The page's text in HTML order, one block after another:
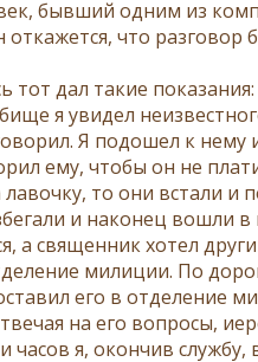
бывший одним из
что разговор
дал такие
я увидел
Я подошел к нему
ему, чтобы он не
то они встали и
и наконец вошли в
а священник хотел
милиции. По
его в отделение
на его вопросы,
я, окончив